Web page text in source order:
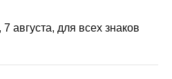
7 августа, для всех знаков